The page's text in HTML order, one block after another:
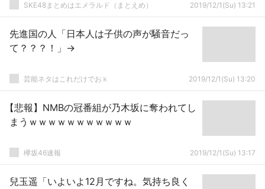
SKE48まとめはエメラルド（まとえめ） 2019/12/1(Su) 13:21
先進国の人「日本人は子供の声が騒音だっ
て？？？！」→
芸能ネタはこれだけでおｋ 2019/12/1(Su) 13:20
【悲報】NMBの冠番組が乃木坂に奪われてし
まうｗｗｗｗｗｗｗｗｗｗｗ
欅坂46速報 2019/12/1(Su) 13:17
兒玉遥「いよいよ12月ですね。気持ち良く